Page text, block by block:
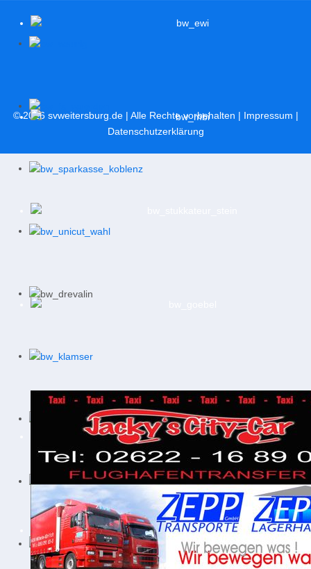
© 2026 svweitersburg.de| Alle Rechte vorbehalten | Impressum |
Datenschutzerklärung